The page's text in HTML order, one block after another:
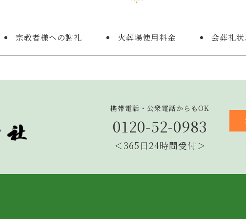
宗教者様への謝礼 火葬場使用料金 会葬礼
携帯電話・公衆電話からもOK
0120-52-0983
＜365日24時間受付＞